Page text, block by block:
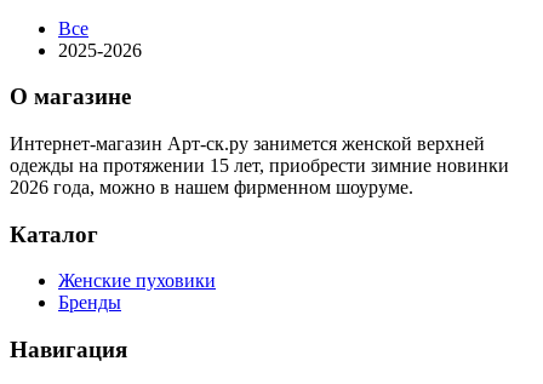
Все
2025-2026
О магазине
Интернет-магазин Арт-ск.ру занимется женской верхней
одежды на протяжении 15 лет, приобрести зимние новинки
2026 года, можно в нашем фирменном шоуруме.
Каталог
Женские пуховики
Бренды
Навигация